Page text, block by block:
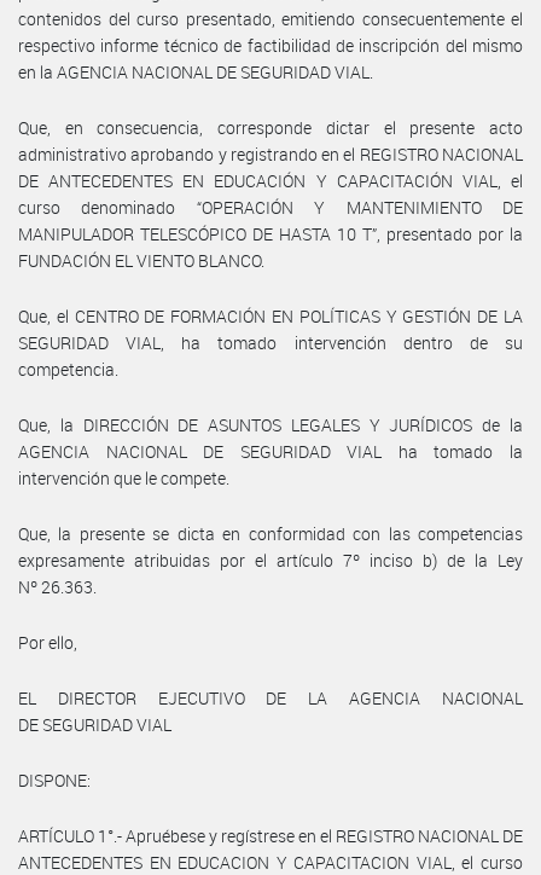
contenidos del curso presentado, emitiendo consecuentemente el
respectivo informe técnico de factibilidad de inscripción del mismo
en la AGENCIA NACIONAL DE SEGURIDAD VIAL.
Que, en consecuencia, corresponde dictar el presente acto
administrativo aprobando y registrando en el REGISTRO NACIONAL
DE ANTECEDENTES EN EDUCACIÓN Y CAPACITACIÓN VIAL, el
curso denominado “OPERACIÓN Y MANTENIMIENTO DE
MANIPULADOR TELESCÓPICO DE HASTA 10 T”, presentado por la
FUNDACIÓN EL VIENTO BLANCO.
Que, el CENTRO DE FORMACIÓN EN POLÍTICAS Y GESTIÓN DE LA
SEGURIDAD VIAL, ha tomado intervención dentro de su
competencia.
Que, la DIRECCIÓN DE ASUNTOS LEGALES Y JURÍDICOS de la
AGENCIA NACIONAL DE SEGURIDAD VIAL ha tomado la
intervención que le compete.
Que, la presente se dicta en conformidad con las competencias
expresamente atribuidas por el artículo 7º inciso b) de la Ley
Nº 26.363.
Por ello,
EL DIRECTOR EJECUTIVO DE LA AGENCIA NACIONAL
DE SEGURIDAD VIAL
DISPONE:
ARTÍCULO 1°.- Apruébese y regístrese en el REGISTRO NACIONAL DE
ANTECEDENTES EN EDUCACION Y CAPACITACION VIAL, el curso